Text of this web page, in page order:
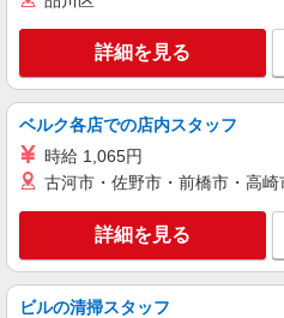
キープ
派遣社員
株式会社kotrio /●KM-H-1990170
『宇土市』障害
時給1250円
支給(ガソリン代
宇土市
キープ
詳細を見る
ベルク各店での店内スタッフ
時給 1,065円
古河市・佐野市・前橋市・高
詳細を見る
ビルの清掃スタッフ